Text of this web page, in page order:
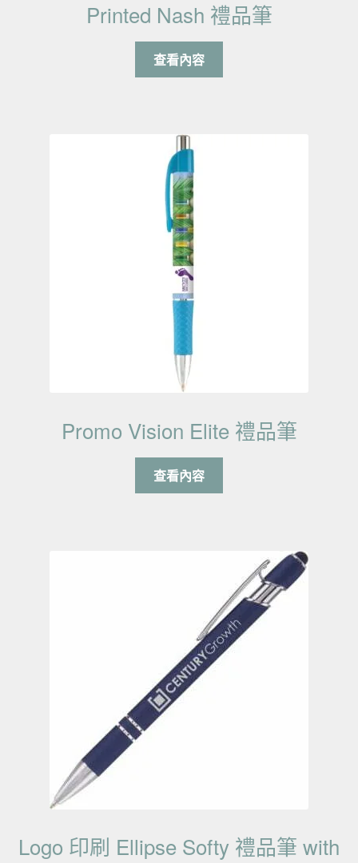
Printed Nash 禮品筆
查看內容
Promo Vision Elite 禮品筆
查看內容
Logo 印刷 Ellipse Softy 禮品筆 with